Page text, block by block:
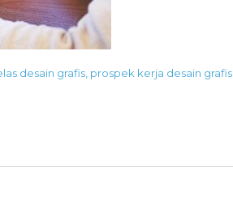
desain grafis prospek kerja desain grafis